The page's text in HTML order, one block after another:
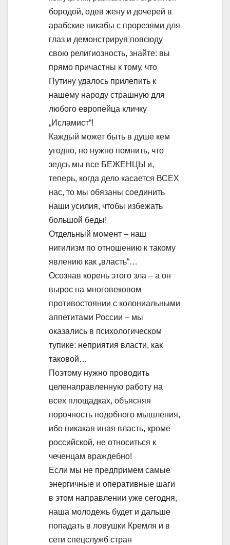
бородой, одев жену и дочерей в
арабские никабы с прорезями для
глаз и демонстрируя повсюду
свою религиозность, знайте: вы
прямо причастны к тому, что
Путину удалось прилепить к
нашему народу страшную для
любого европейца кличку
„Исламист“!
Каждый может быть в душе кем
угодно, но нужно помнить, что
зедсь мы все БЕЖЕНЦЫ и,
теперь, когда дело касается ВСЕХ
нас, то мы обязаны соединить
наши усилия, чтобы избежать
большой беды!
Отдельный момент – наш
нигилизм по отношению к такому
явлению как „власть“…
Осознав корень этого зла – а он
вырос на многовековом
противостоянии с колониальными
аппетитами России – мы
оказались в психологическом
тупике: неприятия власти, как
таковой…
Поэтому нужно проводить
целенаправленную работу на
всех площадках, объясняя
порочность подобного мышления,
ибо никакая иная власть, кроме
российской, не относиться к
чеченцам враждебно!
Если мы не предпримем самые
энергичные и оперативные шаги
в этом направлении уже сегодня,
наша молодежь будет и дальше
попадать в ловушки Кремля и в
сети спецслужб стран